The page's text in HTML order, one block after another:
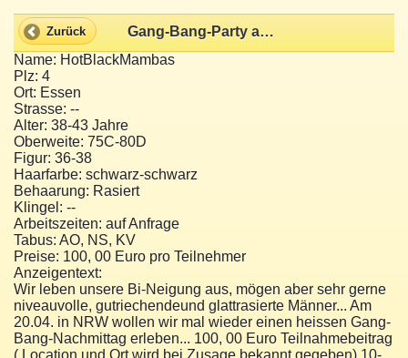
Zurück
Gang-Bang-Party am 20.04.2010 mit Alex und Dana (15.30 - 18.30)
Name: HotBlackMambas
Plz: 4
Ort: Essen
Strasse: --
Alter: 38-43 Jahre
Oberweite: 75C-80D
Figur: 36-38
Haarfarbe: schwarz-schwarz
Behaarung: Rasiert
Klingel: --
Arbeitszeiten: auf Anfrage
Tabus: AO, NS, KV
Preise: 100, 00 Euro pro Teilnehmer
Anzeigentext:
Wir leben unsere Bi-Neigung aus, mögen aber sehr gerne
niveauvolle, gutriechendeund glattrasierte Männer... Am
20.04. in NRW wollen wir mal wieder einen heissen Gang-
Bang-Nachmittag erleben... 100, 00 Euro Teilnahmebeitrag